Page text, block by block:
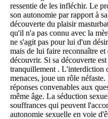
ressentie de les infléchir. Le
son autonomie par rapport à
découverte du plaisir
qu'il n'a pas connu avec la
ne s'agit pas pour lui d'un
mais de lui faire reconnaître
découvrir. Si sa découverte
tranquillement . L'interdiction
menaces, joue un rôle
réponses convenables aux
même âge. La séduction
souffrances qui peuvent
autonomie sexuelle en voie